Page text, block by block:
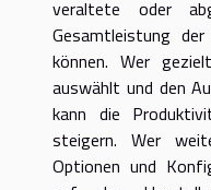
veraltete oder
Gesamtleistung
können. Wer
auswählt und den
kann die
steigern. Wer
Optionen und